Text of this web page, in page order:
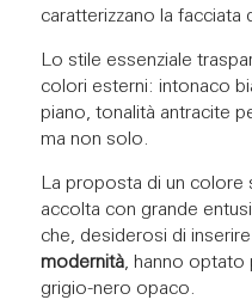
caratterizzano la facciata
Lo stile essenziale
colori esterni: intonaco
piano, tonalità antracite
ma non solo.
La proposta di un colore
accolta con grande
che, desiderosi di inserire
modernità, hanno optato
grigio-nero opaco.